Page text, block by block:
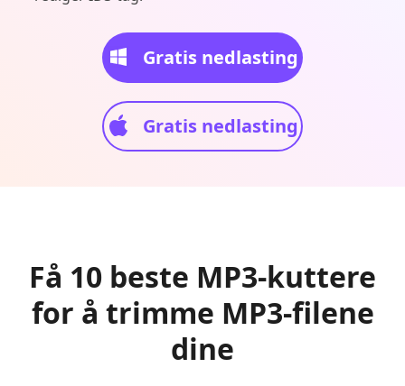
Gratis nedlasting
Gratis nedlasting
Få 10 beste MP3-kuttere
for å trimme MP3-filene
dine